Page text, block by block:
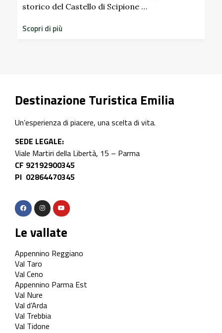
storico del Castello di Scipione …
Scopri di più
Destinazione Turistica Emilia
Un’esperienza di piacere, una scelta di vita.
SEDE LEGALE:
Viale Martiri della Libertà, 15 – Parma
CF 92192900345
PI 02864470345
Le vallate
Appennino Reggiano
Val Taro
Val Ceno
Appennino Parma Est
Val Nure
Val d’Arda
Val Trebbia
Val Tidone